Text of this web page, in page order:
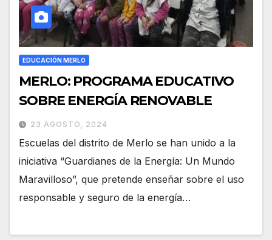
EDUCACIÓN MERLO
MERLO: PROGRAMA EDUCATIVO
SOBRE ENERGÍA RENOVABLE
23 AGOSTO, 2024
Escuelas del distrito de Merlo se han unido a la
iniciativa “Guardianes de la Energía: Un Mundo
Maravilloso”, que pretende enseñar sobre el uso
responsable y seguro de la energía…